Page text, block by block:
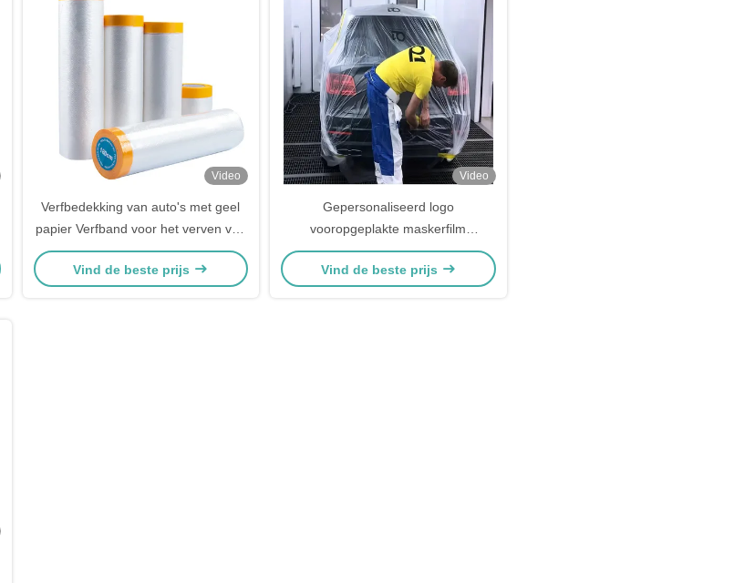
Video
Verfbedekking van auto's met geel
papier Verfband voor het verven van
auto's Transparante
Vind de beste prijs
Video
Gepersonaliseerd logo
vooropgeplakte maskerfilm
transparante automobielmaskerfilm
voor schilderen
Vind de beste prijs